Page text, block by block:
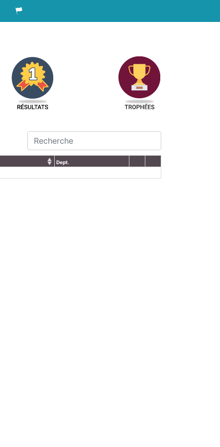
Dept.